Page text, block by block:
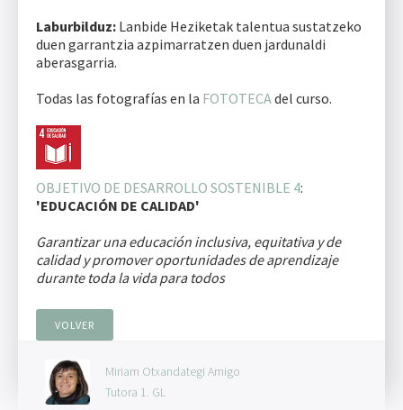
Laburbilduz: Lanbide Heziketak talentua sustatzeko
duen garrantzia azpimarratzen duen jardunaldi
aberasgarria.
Todas las fotografías en la FOTOTECAdel curso.
OBJETIVO DE DESARROLLO SOSTENIBLE 4:
'EDUCACIÓN DE CALIDAD'
Garantizar una educación inclusiva, equitativa y de
calidad y promover oportunidades de aprendizaje
durante toda la vida para todos
VOLVER
Miriam Otxandategi Amigo
Tutora 1. GL